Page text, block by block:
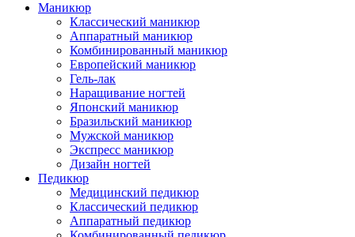
Маникюр
Классический маникюр
Аппаратный маникюр
Комбинированный маникюр
Европейский маникюр
Гель-лак
Наращивание ногтей
Японский маникюр
Бразильский маникюр
Мужской маникюр
Экспресс маникюр
Дизайн ногтей
Педикюр
Медицинский педикюр
Классический педикюр
Аппаратный педикюр